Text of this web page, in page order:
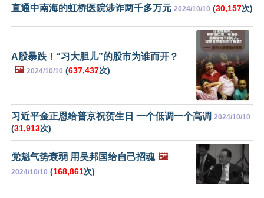
直通中南海的虹桥医院涉诈两千多万元 2024/10/10 (30,157次)
A股暴跌！“习大胆儿”的股市为谁而开？
🖼️ 2024/10/10 (637,437次)
习近平金正恩给普京祝贺生日 一个低调一个高调 2024/10/10
(31,913次)
党魁气势衰弱 用吴邦国给自己招魂 🖼️
2024/10/10 (168,861次)